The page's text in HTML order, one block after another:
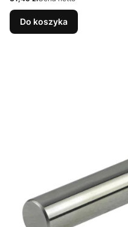
Do koszyka